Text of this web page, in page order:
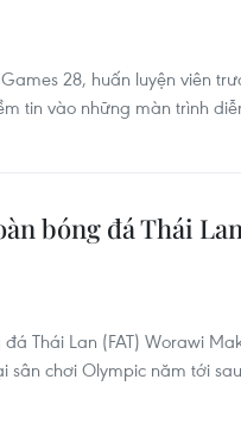
28, huấn luyện viên
tin vào những màn trình
bóng đá Thái
Thái Lan (FAT) Worawi
sân chơi Olympic năm tới